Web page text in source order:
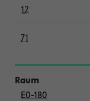
12
71
E0-180